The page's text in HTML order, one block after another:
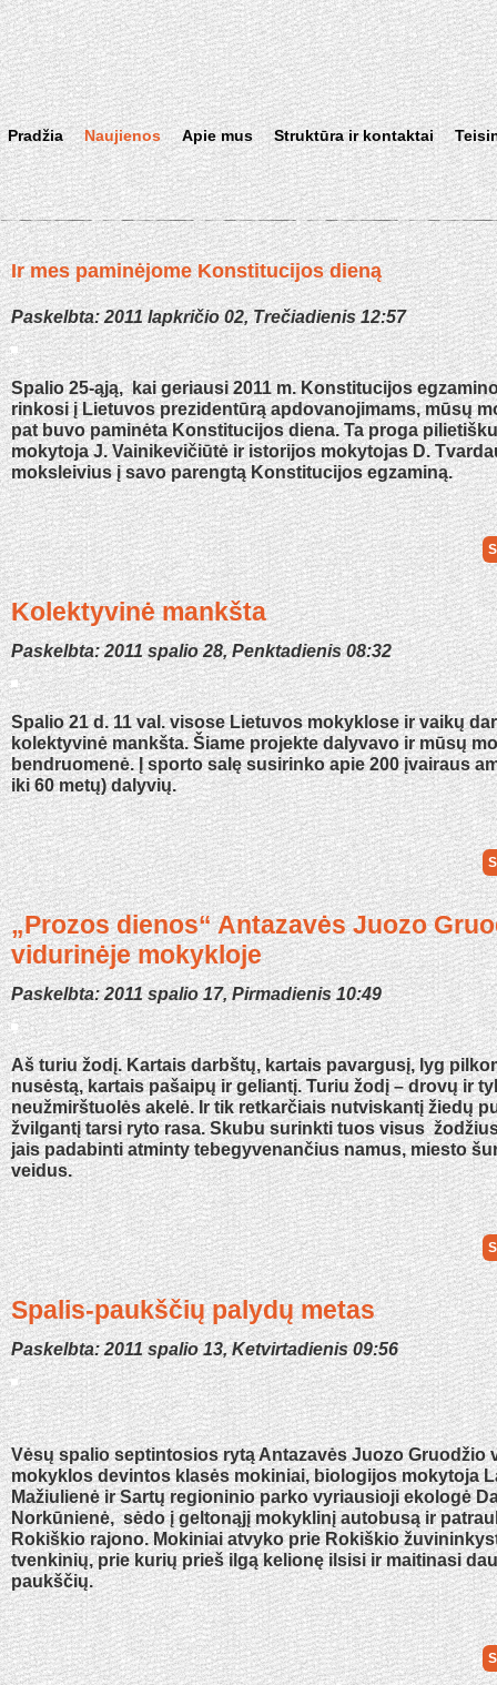
Pradžia Naujienos Apie mus Struktūra ir kontaktai
Ir mes paminėjome Konstitucijos dieną
Paskelbta: 2011 lapkričio 02, Trečiadienis 12:57
Spalio 25-ąją, kai geriausi 2011 m. Konstitucijos
rinkosi į Lietuvos prezidentūrą apdovanojimams, mūsų
pat buvo paminėta Konstitucijos diena. Ta proga
mokytoja J. Vainikevičiūtė ir istorijos mokytojas D.
moksleivius į savo parengtą Konstitucijos egzaminą.
Kolektyvinė mankšta
Paskelbta: 2011 spalio 28, Penktadienis 08:32
Spalio 21 d. 11 val. visose Lietuvos mokyklose ir vaikų
kolektyvinė mankšta. Šiame projekte dalyvavo ir mūsų
bendruomenė. Į sporto salę susirinko apie 200 įvairaus
iki 60 metų) dalyvių.
„Prozos dienos“ Antazavės Juozo
vidurinėje mokykloje
Paskelbta: 2011 spalio 17, Pirmadienis 10:49
Aš turiu žodį. Kartais darbštų, kartais pavargusį, lyg
nusėstą, kartais pašaipų ir geliantį. Turiu žodį – drovų ir
neužmirštuolės akelė. Ir tik retkarčiais nutviskantį žiedų
žvilgantį tarsi ryto rasa. Skubu surinkti tuos visus
jais padabinti atminty tebegyvenančius namus, miesto
veidus.
Spalis-paukščių palydų metas
Paskelbta: 2011 spalio 13, Ketvirtadienis 09:56
Vėsų spalio septintosios rytą Antazavės Juozo Gruodžio
mokyklos devintos klasės mokiniai, biologijos mokytoja
Mažiulienė ir Sartų regioninio parko vyriausioji ekologė
Norkūnienė, sėdo į geltonąjį mokyklinį autobusą ir
Rokiškio rajono. Mokiniai atvyko prie Rokiškio
tvenkinių, prie kurių prieš ilgą kelionę ilsisi ir maitinasi
paukščių.